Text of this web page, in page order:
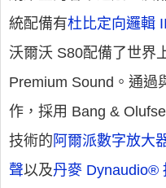
統配備有杜比定向邏輯
沃爾沃 S80配備了世界
Premium Sound。通過
作，採用 Bang &
技術的 阿爾派數字放大
聲以及丹麥 Dynaudio®